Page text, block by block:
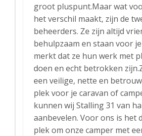
groot pluspunt.Maar wat
het verschil maakt, zijn de
beheerders. Ze zijn altijd
behulpzaam en staan voor je
merkt dat ze hun werk met
doen en echt betrokken
een veilige, nette en
plek voor je caravan of
kunnen wij Stalling 31 van
aanbevelen. Voor ons is het
plek om onze camper met